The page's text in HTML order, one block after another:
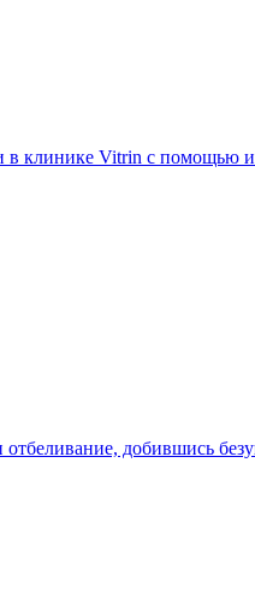
в клинике Vitrin с помощью
добившись